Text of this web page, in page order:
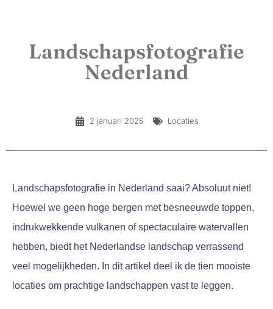
Landschapsfotografie
Nederland
2 januari 2025 Locaties
Landschapsfotografie in Nederland saai? Absoluut niet!
Hoewel we geen hoge bergen met besneeuwde toppen,
indrukwekkende vulkanen of spectaculaire watervallen
hebben, biedt het Nederlandse landschap verrassend
veel mogelijkheden. In dit artikel deel ik de tien mooiste
locaties om prachtige landschappen vast te leggen.